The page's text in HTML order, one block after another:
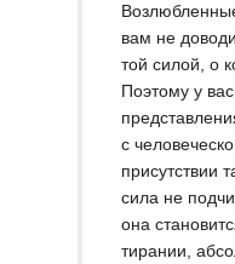
вам не
той силой, о
Поэтому у
с
присутствии
сила не
она
тирании,